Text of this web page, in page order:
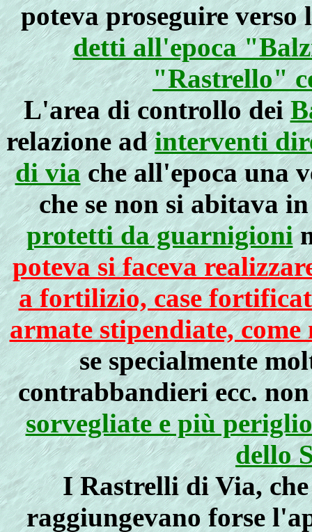
poteva proseguire
detti all'epoca
"Rastrello"
L'area di controllo dei
relazione adinterventi
di viache all'epoca una
che se non si abitava
protetti da guarnigioni
poteva si faceva
a fortilizio, case
armate stipendiate, come
se specialmente
contrabbandieri ecc.
sorvegliate e più
dello
I Rastrelli di Via,
raggiungevano forse